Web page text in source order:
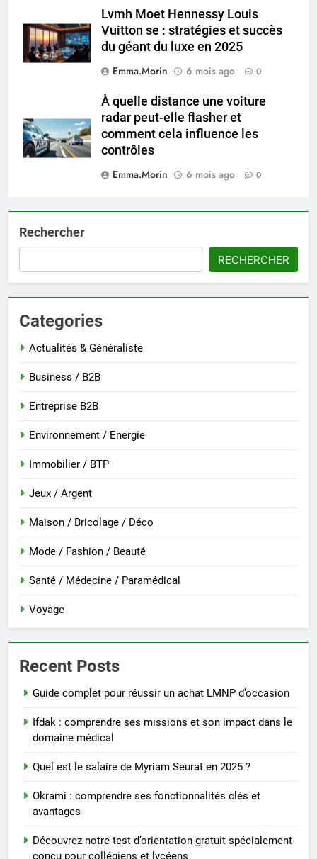
Lvmh Moet Hennessy Louis
Vuitton se : stratégies et succès
du géant du luxe en 2025
Emma.Morin
6 mois ago 0
À quelle distance une voiture
radar peut-elle flasher et
comment cela influence les
contrôles
Emma.Morin
6 mois ago 0
Rechercher
RECHERCHER
Categories
Actualités & Généraliste
Business / B2B
Entreprise B2B
Environnement / Energie
Immobilier / BTP
Jeux / Argent
Maison / Bricolage / Déco
Mode / Fashion / Beauté
Santé / Médecine / Paramédical
Voyage
Recent Posts
Guide complet pour réussir un achat LMNP d’occasion
Ifdak : comprendre ses missions et son impact dans le
domaine médical
Quel est le salaire de Myriam Seurat en 2025 ?
Okrami : comprendre ses fonctionnalités clés et
avantages
Découvrez notre test d’orientation gratuit spécialement
conçu pour collégiens et lycéens